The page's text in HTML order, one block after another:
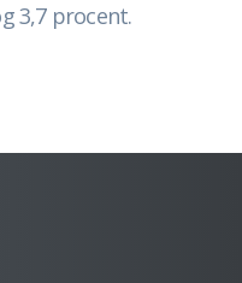
3,7 procent.